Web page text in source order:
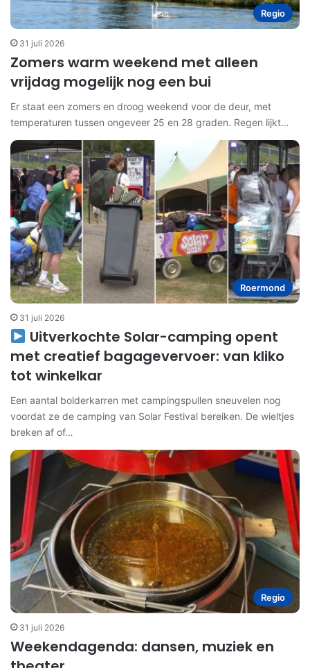
Regio
31 juli 2026
Zomers warm weekend met alleen
vrijdag mogelijk nog een bui
Er staat een zomers en droog weekend voor de deur, met
temperaturen tussen ongeveer 25 en 28 graden. Regen lijkt…
Roermond
31 juli 2026
Uitverkochte Solar-camping opent
met creatief bagagevervoer: van kliko
tot winkelkar
Een aantal bolderkarren met campingspullen sneuvelen nog
voordat ze de camping van Solar Festival bereiken. De wieltjes
breken af of…
Regio
31 juli 2026
Weekendagenda: dansen, muziek en